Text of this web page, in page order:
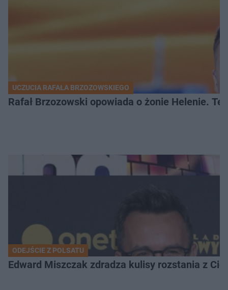
UCZUCIA RAFAŁA BRZOZOWSKIEGO
Rafał Brzozowski opowiada o żonie Helenie. Te
ODEJŚCIE Z POLSATU
Edward Miszczak zdradza kulisy rozstania z